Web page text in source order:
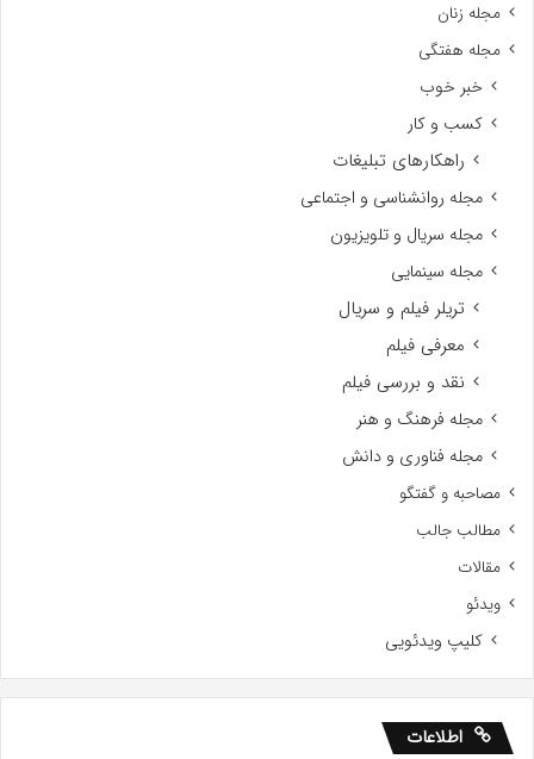
مجله زنان
مجله هفتگی
خبر خوب
کسب و کار
راهکارهای تبلیغات
مجله روانشناسی و اجتماعی
مجله سریال و تلویزیون
مجله سینمایی
تریلر فیلم و سریال
معرفی فیلم
نقد و بررسی فیلم
مجله فرهنگ و هنر
مجله فناوری و دانش
مصاحبه و گفتگو
مطالب جالب
مقالات
ویدئو
کلیپ ویدئویی
اطلاعات